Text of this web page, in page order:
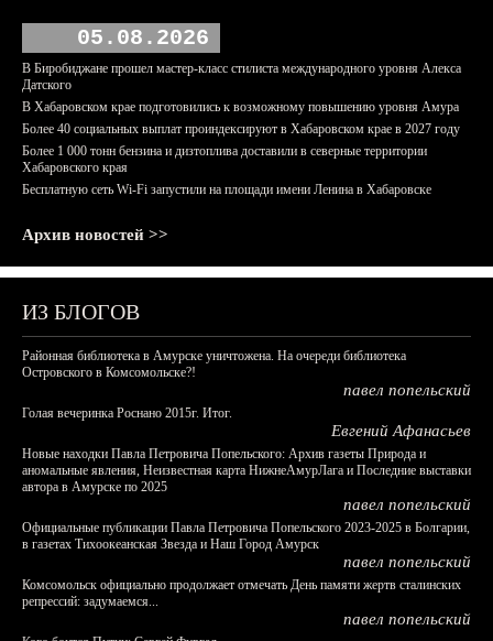
05.08.2026
В Биробиджане прошел мастер-класс стилиста международного уровня Алекса
Датского
В Хабаровском крае подготовились к возможному повышению уровня Амура
Более 40 социальных выплат проиндексируют в Хабаровском крае в 2027 году
Более 1 000 тонн бензина и дизтоплива доставили в северные территории
Хабаровского края
Бесплатную сеть Wi-Fi запустили на площади имени Ленина в Хабаровске
Архив новостей >>
ИЗ БЛОГОВ
Районная библиотека в Амурске уничтожена. На очереди библиотека
Островского в Комсомольске?!
павел попельский
Голая вечеринка Роснано 2015г. Итог.
Евгений Афанасьев
Новые находки Павла Петровича Попельского: Архив газеты Природа и
аномальные явления, Неизвестная карта НижнеАмурЛага и Последние выставки
автора в Амурске по 2025
павел попельский
Официальные публикации Павла Петровича Попельского 2023-2025 в Болгарии,
в газетах Тихоокеанская Звезда и Наш Город Амурск
павел попельский
Комсомольск официально продолжает отмечать День памяти жертв сталинских
репрессий: задумаемся...
павел попельский